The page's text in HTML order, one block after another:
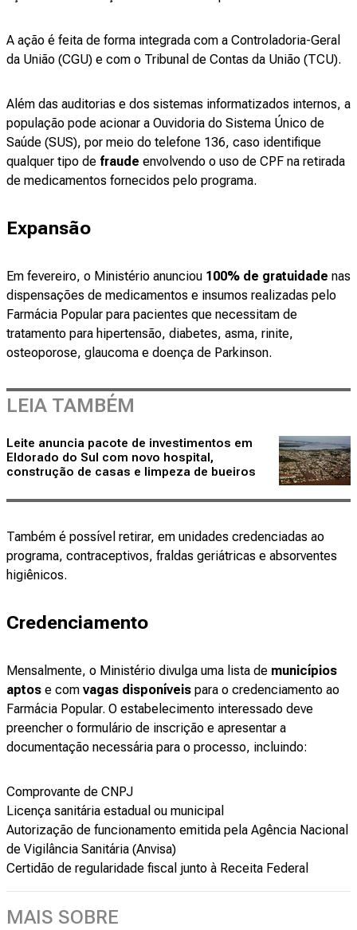
A ação é feita de forma integrada com a Controladoria-Geral
da União (CGU) e com o Tribunal de Contas da União (TCU).
Além das auditorias e dos sistemas informatizados internos, a
população pode acionar a Ouvidoria do Sistema Único de
Saúde (SUS), por meio do telefone 136, caso identifique
qualquer tipo de fraude envolvendo o uso de CPF na retirada
de medicamentos fornecidos pelo programa.
Expansão
Em fevereiro, o Ministério anunciou 100% de gratuidade nas
dispensações de medicamentos e insumos realizadas pelo
Farmácia Popular para pacientes que necessitam de
tratamento para hipertensão, diabetes, asma, rinite,
osteoporose, glaucoma e doença de Parkinson.
LEIA TAMBÉM
Leite anuncia pacote de investimentos em
Eldorado do Sul com novo hospital,
construção de casas e limpeza de bueiros
Também é possível retirar, em unidades credenciadas ao
programa, contraceptivos, fraldas geriátricas e absorventes
higiênicos.
Credenciamento
Mensalmente, o Ministério divulga uma lista de municípios
aptos e com vagas disponíveis para o credenciamento ao
Farmácia Popular. O estabelecimento interessado deve
preencher o formulário de inscrição e apresentar a
documentação necessária para o processo, incluindo:
Comprovante de CNPJ
Licença sanitária estadual ou municipal
Autorização de funcionamento emitida pela Agência Nacional
de Vigilância Sanitária (Anvisa)
Certidão de regularidade fiscal junto à Receita Federal
MAIS SOBRE